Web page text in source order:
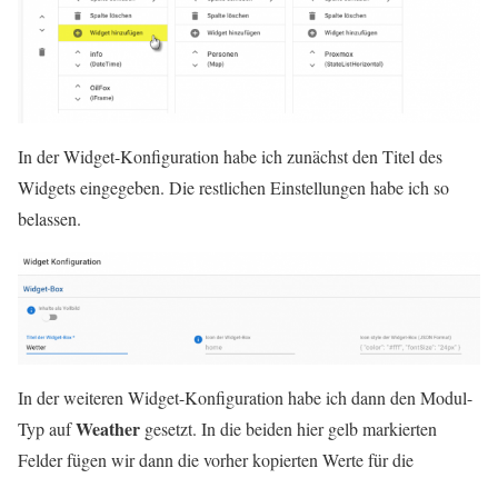
In der Widget-Konfiguration habe ich zunächst den Titel des
Widgets eingegeben. Die restlichen Einstellungen habe ich so
belassen.
In der weiteren Widget-Konfiguration habe ich dann den Modul-
Typ aufWeather gesetzt. In die beiden hier gelb markierten
Felder fügen wir dann die vorher kopierten Werte für die